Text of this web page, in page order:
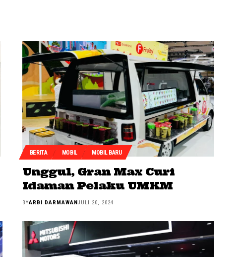
BERITA MOBIL MOBIL BARU
Unggul, Gran Max Curi
Idaman Pelaku UMKM
BYARBI DARMAWANJULI 20, 2024